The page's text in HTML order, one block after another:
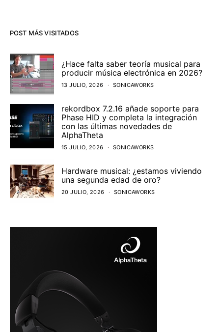
POST MÁS VISITADOS
¿Hace falta saber teoría musical para
producir música electrónica en 2026?
13 JULIO, 2026 SONICAWORKS
rekordbox 7.2.16 añade soporte para
Phase HID y completa la integración
con las últimas novedades de
AlphaTheta
15 JULIO, 2026 SONICAWORKS
Hardware musical: ¿estamos viviendo
una segunda edad de oro?
20 JULIO, 2026 SONICAWORKS